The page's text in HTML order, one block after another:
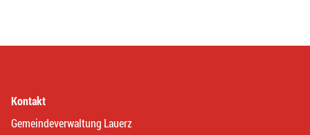
Kontakt
Gemeindeverwaltung Lauerz